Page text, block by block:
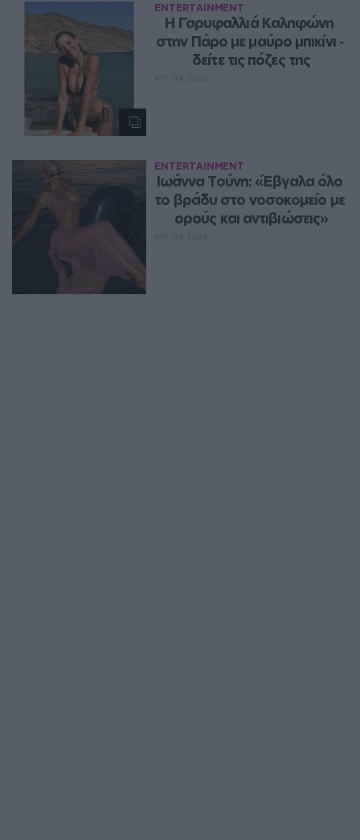
ENTERTAINMENT
Η Γαρυφαλλιά Καληφώνη
στην Πάρο με μαύρο μπικίνι ‑
δείτε τις πόζες της
ENTERTAINMENT
Ιωάννα Τούνη: «Έβγαλα όλο
το βράδυ στο νοσοκομείο με
ορούς και αντιβιώσεις»